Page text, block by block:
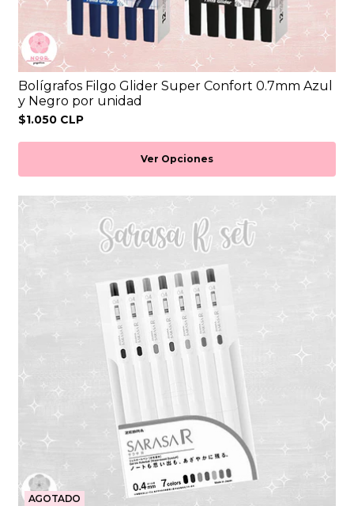
Bolígrafos Filgo Glider Super Confort 0.7mm Azul
y Negro por unidad
$1.050 CLP
Ver Opciones
AGOTADO